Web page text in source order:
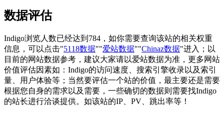
数据评估
Indigo浏览人数已经达到784，如你需要查询该站的相关权重
信息，可以点击"5118数据""爱站数据""Chinaz数据"进入；以
目前的网站数据参考，建议大家请以爱站数据为准，更多网站
价值评估因素如：Indigo的访问速度、搜索引擎收录以及索引
量、用户体验等；当然要评估一个站的价值，最主要还是需要
根据您自身的需求以及需要，一些确切的数据则需要找Indigo
的站长进行洽谈提供。如该站的IP、PV、跳出率等！